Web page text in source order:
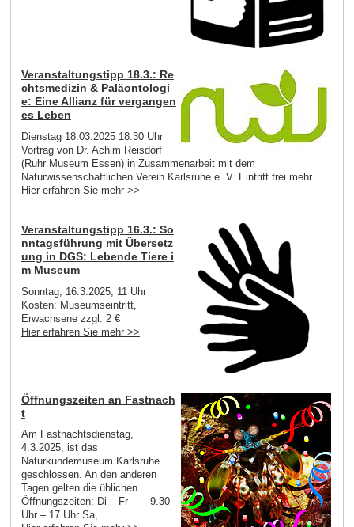
Veranstaltungstipp 18.3.: Re
chtsmedizin & Paläontologi
e: Eine Allianz für vergangen
es Leben
Dienstag 18.03.2025 18.30 Uhr
Vortrag von Dr. Achim Reisdorf
(Ruhr Museum Essen) in Zusammenarbeit mit dem
Naturwissenschaftlichen Verein Karlsruhe e. V. Eintritt frei mehr
Hier erfahren Sie mehr >>
Veranstaltungstipp 16.3.: So
nntagsführung mit Übersetz
ung in DGS: Lebende Tiere i
m Museum
Sonntag, 16.3.2025, 11 Uhr
Kosten: Museumseintritt,
Erwachsene zzgl. 2 €
Hier erfahren Sie mehr >>
Öffnungszeiten an Fastnach
t
Am Fastnachtsdienstag,
4.3.2025, ist das
Naturkundemuseum Karlsruhe
geschlossen. An den anderen
Tagen gelten die üblichen
Öffnungszeiten: Di – Fr 9.30
Uhr – 17 Uhr Sa,...